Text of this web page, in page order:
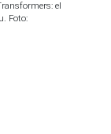
el
Foto: